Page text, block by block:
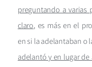
preguntando a varias
claro, es más en el
en si la adelantaban o
adelantó y en lugar